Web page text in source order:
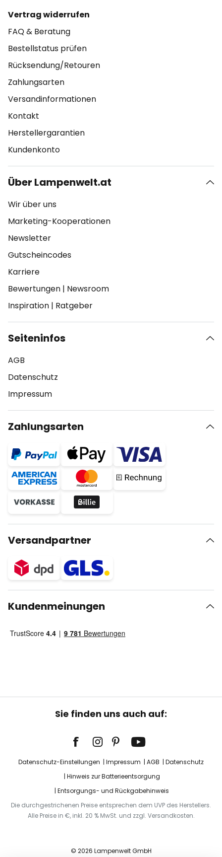
Vertrag widerrufen
FAQ & Beratung
Bestellstatus prüfen
Rücksendung/Retouren
Zahlungsarten
Versandinformationen
Kontakt
Herstellergarantien
Kundenkonto
Über Lampenwelt.at
Wir über uns
Marketing-Kooperationen
Newsletter
Gutscheincodes
Karriere
Bewertungen | Newsroom
Inspiration | Ratgeber
Seiteninfos
AGB
Datenschutz
Impressum
Zahlungsarten
Versandpartner
Kundenmeinungen
Sie finden uns auch auf:
Datenschutz-Einstellungen Impressum AGB
Datenschutz
Hinweis zur Batterieentsorgung
Entsorgungs- und Rückgabehinweis
Die durchgestrichenen Preise entsprechen dem UVP des Herstellers.
Alle Preise in €, inkl. 20 % MwSt. und zzgl. Versandkosten.
© 2026 Lampenwelt GmbH